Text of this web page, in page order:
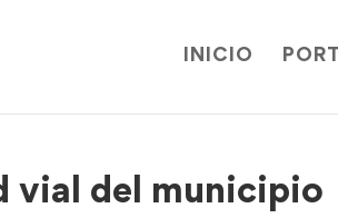
INICIO
vial del municipio